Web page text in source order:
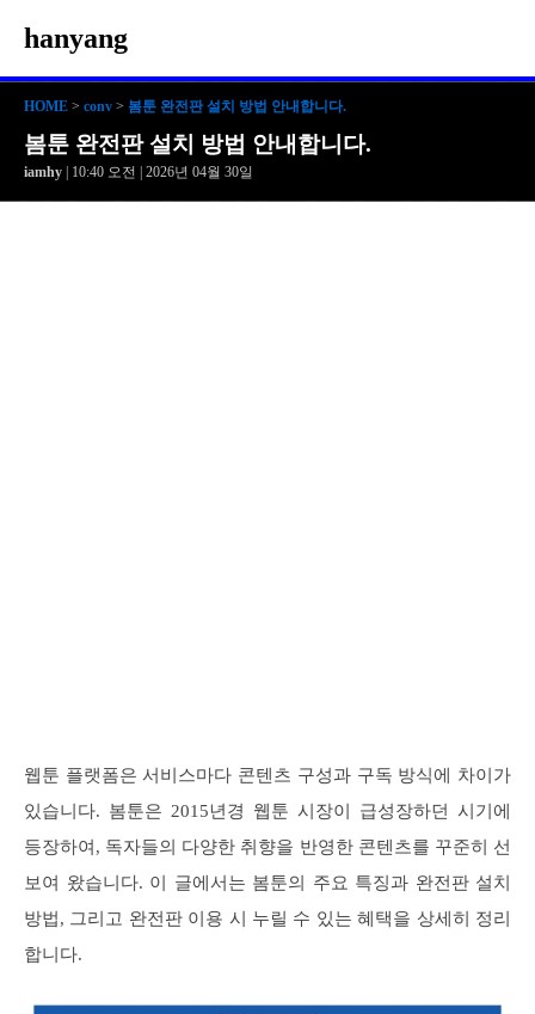
hanyang
HOME > conv > 봄툰 완전판 설치 방법 안내합니다.
봄툰 완전판 설치 방법 안내합니다.
iamhy | 10:40 오전 | 2026년 04월 30일
웹툰 플랫폼은 서비스마다 콘텐츠 구성과 구독 방식에 차이가
있습니다. 봄툰은 2015년경 웹툰 시장이 급성장하던 시기에
등장하여, 독자들의 다양한 취향을 반영한 콘텐츠를 꾸준히 선
보여 왔습니다. 이 글에서는 봄툰의 주요 특징과 완전판 설치
방법, 그리고 완전판 이용 시 누릴 수 있는 혜택을 상세히 정리
합니다.